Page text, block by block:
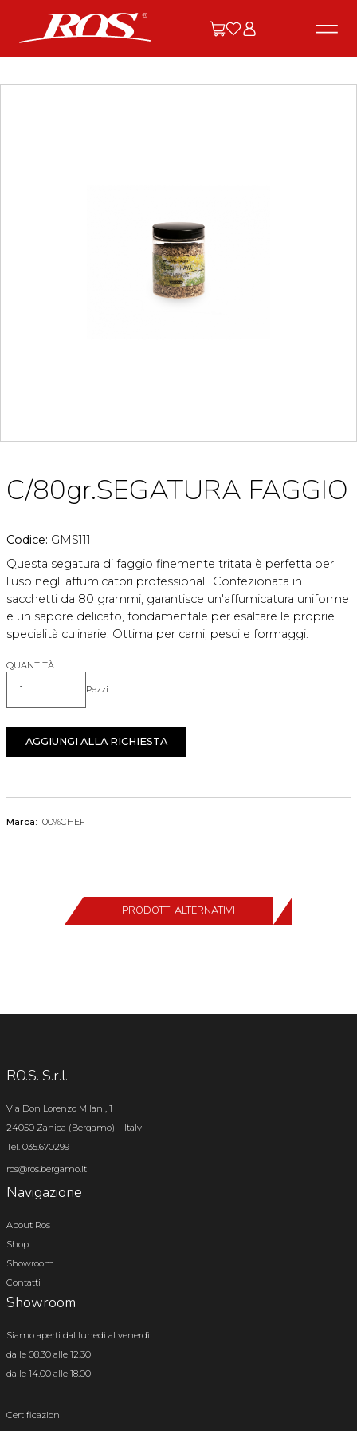
C/80gr.SEGATURA FAGGIO
Codice: GMS111
Questa segatura di faggio finemente tritata è perfetta per
l'uso negli affumicatori professionali. Confezionata in
sacchetti da 80 grammi, garantisce un'affumicatura uniforme
e un sapore delicato, fondamentale per esaltare le proprie
specialità culinarie. Ottima per carni, pesci e formaggi.
QUANTITÀ
Quantità Pezzi
AGGIUNGI ALLA RICHIESTA
Marca: 100%CHEF
PRODOTTI ALTERNATIVI
RO.S. S.r.l.
Via Don Lorenzo Milani, 1
24050 Zanica (Bergamo) – Italy
Tel. 035.670299
ros@ros.bergamo.it
Navigazione
About Ros
Shop
Showroom
Contatti
Showroom
Siamo aperti dal lunedì al venerdì
dalle 08.30 alle 12.30
dalle 14.00 alle 18.00
Certificazioni